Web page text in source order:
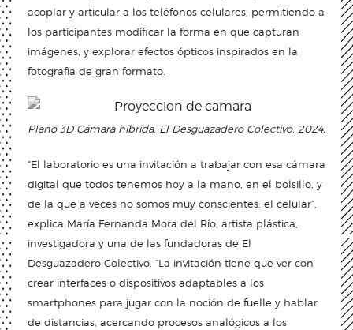
acoplar y articular a los teléfonos celulares, permitiendo a
los participantes modificar la forma en que capturan
imágenes, y explorar efectos ópticos inspirados en la
fotografía de gran formato.
Plano 3D Cámara híbrida, El Desguazadero Colectivo, 2024.
“El laboratorio es una invitación a trabajar con esa cámara
digital que todos tenemos hoy a la mano, en el bolsillo, y
de la que a veces no somos muy conscientes: el celular”,
explica María Fernanda Mora del Río, artista plástica,
investigadora y una de las fundadoras de El
Desguazadero Colectivo. “La invitación tiene que ver con
crear interfaces o dispositivos adaptables a los
smartphones para jugar con la noción de fuelle y hablar
de distancias, acercando procesos analógicos a los